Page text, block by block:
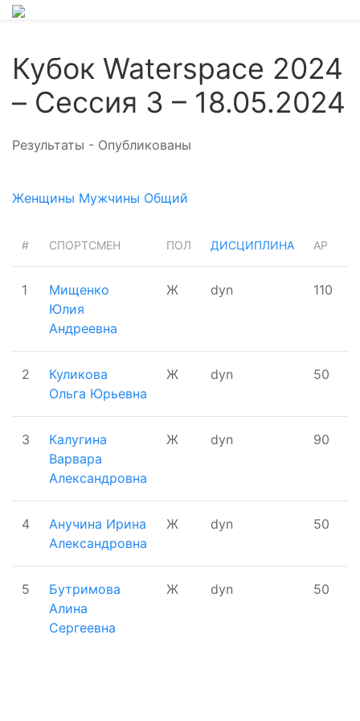
Кубок Waterspace 2024
– Сессия 3 – 18.05.2024
Результаты - Опубликованы
Женщины Мужчины Общий
# СПОРТСМЕН ПОЛ ДИСЦИПЛИНА AP
1
Мищенко
Юлия
Андреевна
Ж dyn 110
2
Куликова
Ольга Юрьевна
Ж dyn 50
3
Калугина
Варвара
Александровна
Ж dyn 90
4
Анучина Ирина
Александровна
Ж dyn 50
5
Бутримова
Алина
Сергеевна
Ж dyn 50